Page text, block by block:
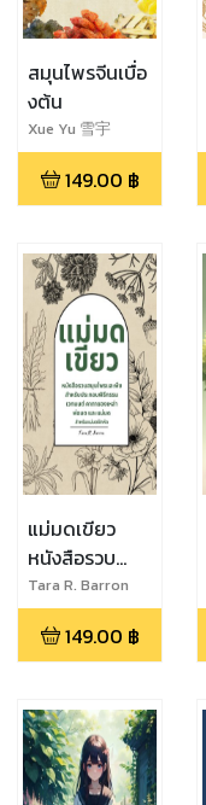
สมุนไพรจีนเบื่อ
งต้น
Xue Yu 雪宇
149.00 ฿
แม่มดเขียว
หนังสือรวบ
สมุนไพรและพืช
สำหรับประกอบ
พิธีกรรมเวท
เหล่า พ่อมด
และแม่มด
Tara R. Barron
149.00 ฿